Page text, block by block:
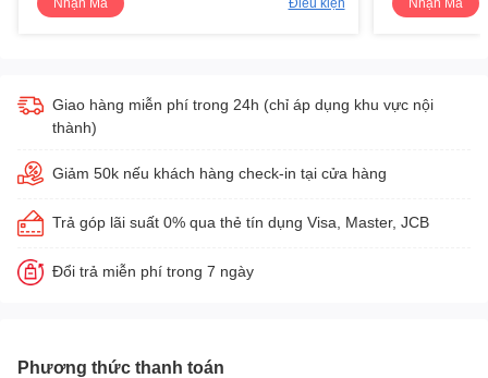
Giao hàng miễn phí trong 24h (chỉ áp dụng khu vực nội
thành)
Giảm 50k nếu khách hàng check-in tại cửa hàng
Trả góp lãi suất 0% qua thẻ tín dụng Visa, Master, JCB
Đổi trả miễn phí trong 7 ngày
Phương thức thanh toán